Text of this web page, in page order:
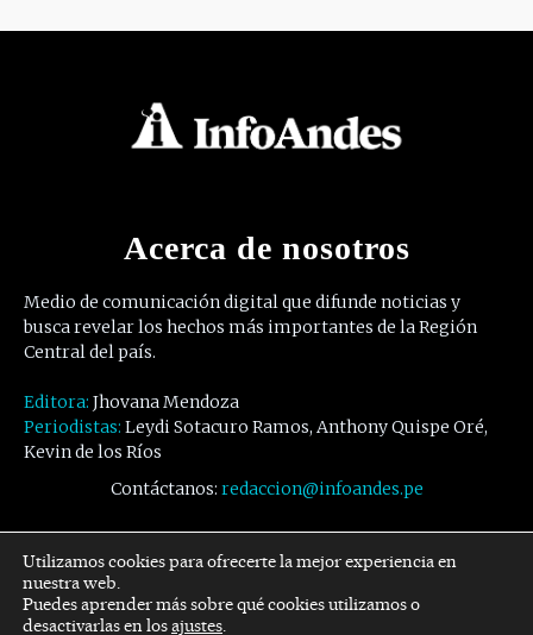
Acerca de nosotros
Medio de comunicación digital que difunde noticias y
busca revelar los hechos más importantes de la Región
Central del país.
Editora: Jhovana Mendoza
Periodistas: Leydi Sotacuro Ramos, Anthony Quispe Oré,
Kevin de los Ríos
Contáctanos: redaccion@infoandes.pe
Síguenos
Facebook Twitter Youtube
Utilizamos cookies para ofrecerte la mejor experiencia en
nuestra web.
Puedes aprender más sobre qué cookies utilizamos o
desactivarlas en losajustes.